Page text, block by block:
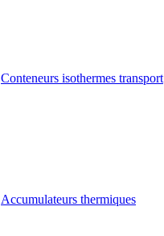
Conteneurs isothermes transport
Accumulateurs thermiques